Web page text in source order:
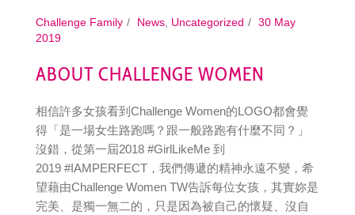
Challenge Family News Uncategorized
30 May
2019
ABOUT CHALLENGE WOMEN
相信許多女孩看到Challenge Women的LOGO都會覺
得「是一場女生路跑嗎？跟一般路跑有什麼不同？」
沒錯，從第一屆2018 #GirlLikeMe 到
2019 #IAMPERFECT，我們傳遞的精神永遠不變，希
望藉由Challenge Women TW告訴每位女孩，其實妳是
完美、是獨一無二的，只是因為被自己的懷疑、沒自